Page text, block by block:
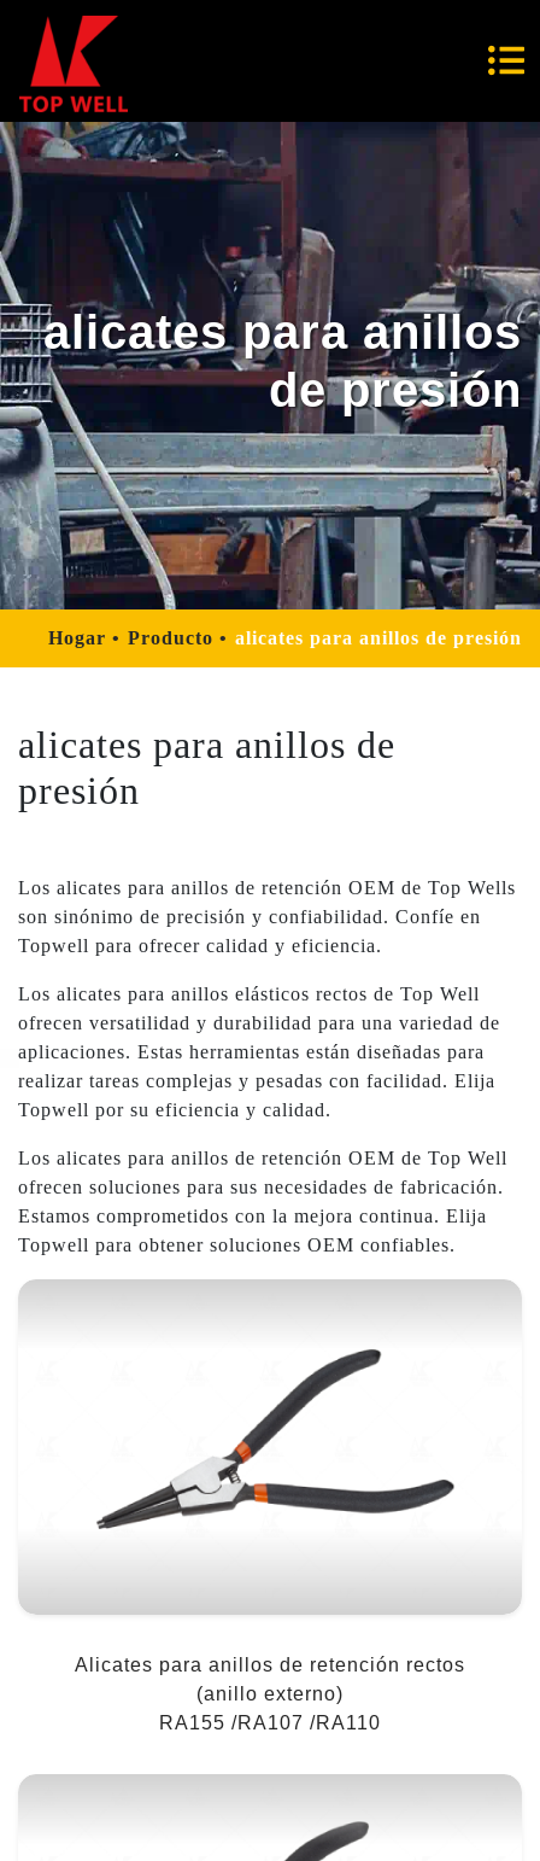
alicates para anillos
de presión
Hogar Producto alicates para anillos de presión
alicates para anillos de
presión
Los alicates para anillos de retención OEM de Top Wells
son sinónimo de precisión y confiabilidad. Confíe en
Topwell para ofrecer calidad y eficiencia.
Los alicates para anillos elásticos rectos de Top Well
ofrecen versatilidad y durabilidad para una variedad de
aplicaciones. Estas herramientas están diseñadas para
realizar tareas complejas y pesadas con facilidad. Elija
Topwell por su eficiencia y calidad.
Los alicates para anillos de retención OEM de Top Well
ofrecen soluciones para sus necesidades de fabricación.
Estamos comprometidos con la mejora continua. Elija
Topwell para obtener soluciones OEM confiables.
Alicates para anillos de retención rectos
(anillo externo)
RA155 /RA107 /RA110